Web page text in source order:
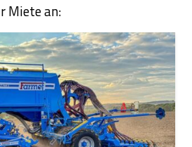
Miete an: